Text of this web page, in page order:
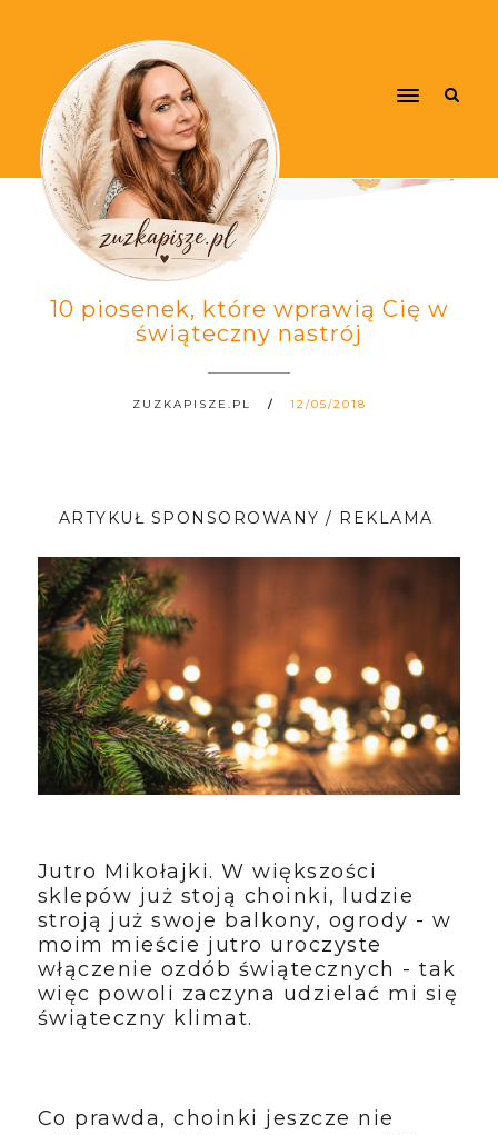
10 piosenek, które wprawią Cię w
świąteczny nastrój
ZUZKAPISZE.PL 12/05/2018
ARTYKUŁ SPONSOROWANY / REKLAMA
Jutro Mikołajki. W większości
sklepów już stoją choinki, ludzie
stroją już swoje balkony, ogrody - w
moim mieście jutro uroczyste
włączenie ozdób świątecznych - tak
więc powoli zaczyna udzielać mi się
świąteczny klimat.
Co prawda, choinki jeszcze nie